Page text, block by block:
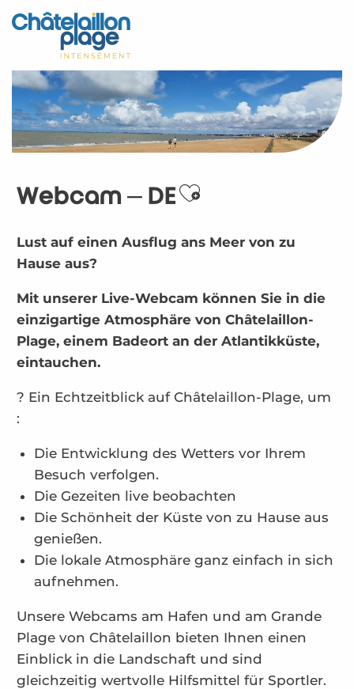
Aller
au
principal
Startseite - DE
Entdecken Sie
Aktivitäten
Zu leben
Treffpunkt
Ihr Aufenthalt - DE
Webcam – DE
Webcam – DEAjouter aux
Lust auf einen Ausflug ans Meer von zu
Hause aus?
Mit unserer Live-Webcam können Sie in die
einzigartige Atmosphäre von Châtelaillon-
Plage, einem Badeort an der Atlantikküste,
eintauchen.
? Ein Echtzeitblick auf Châtelaillon-Plage, um
:
Die Entwicklung des Wetters vor Ihrem
Besuch verfolgen.
Die Gezeiten live beobachten
Die Schönheit der Küste von zu Hause aus
genießen.
Die lokale Atmosphäre ganz einfach in sich
aufnehmen.
Unsere Webcams am Hafen und am Grande
Plage von Châtelaillon bieten Ihnen einen
Einblick in die Landschaft und sind
gleichzeitig wertvolle Hilfsmittel für Sportler.